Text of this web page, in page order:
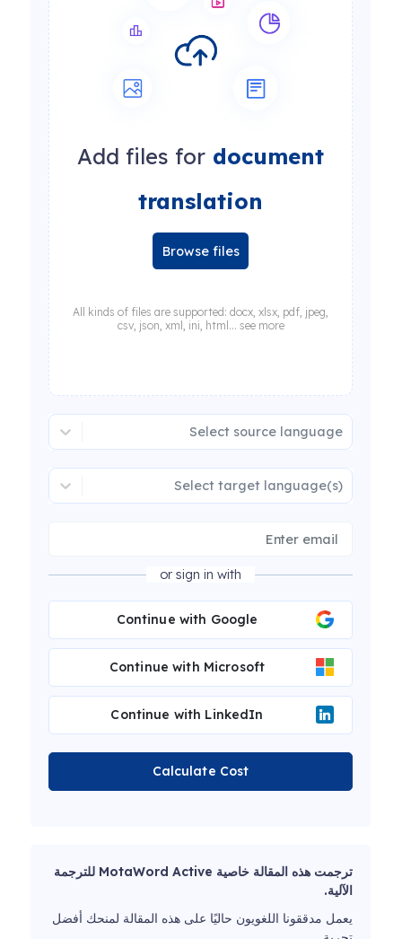
Add files for document
translation
Browse files
All kinds of files are supported: docx, xlsx, pdf, jpeg,
csv, json, xml, ini, html... see more
Select source language
Select target language(s)
or sign in with
Continue with Google
Continue with Microsoft
Continue with LinkedIn
Calculate Cost
ترجمت هذه المقالة خاصية MotaWord Active للترجمة
الآلية.
يعمل مدققونا اللغويون حاليًا على هذه المقالة لمنحك أفضل